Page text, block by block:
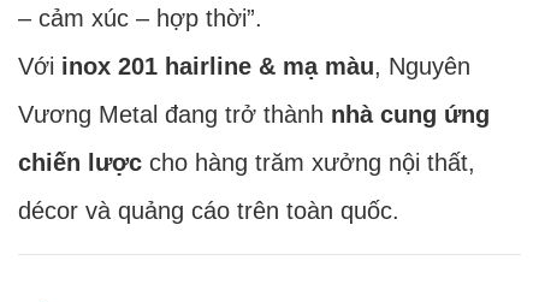
– cảm xúc – hợp thời”.
Với inox 201 hairline & mạ màu, Nguyên
Vương Metal đang trở thành nhà cung ứng
chiến lược cho hàng trăm xưởng nội thất,
décor và quảng cáo trên toàn quốc.